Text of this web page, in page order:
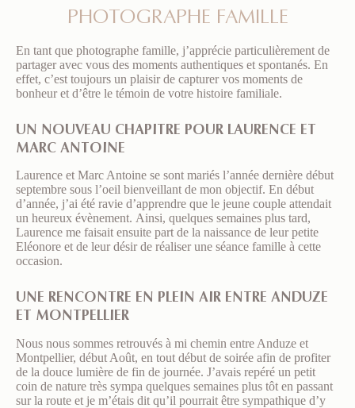
PHOTOGRAPHE FAMILLE
En tant que photographe famille, j’apprécie particulièrement de
partager avec vous des moments authentiques et spontanés. En
effet, c’est toujours un plaisir de capturer vos moments de
bonheur et d’être le témoin de votre histoire familiale.
UN NOUVEAU CHAPITRE POUR LAURENCE ET
MARC ANTOINE
Laurence et Marc Antoine se sont mariés l’année dernière début
septembre sous l’oeil bienveillant de mon objectif. En début
d’année, j’ai été ravie d’apprendre que le jeune couple attendait
un heureux évènement. Ainsi, quelques semaines plus tard,
Laurence me faisait ensuite part de la naissance de leur petite
Eléonore et de leur désir de réaliser une séance famille à cette
occasion.
UNE RENCONTRE EN PLEIN AIR ENTRE ANDUZE
ET MONTPELLIER
Nous nous sommes retrouvés à mi chemin entre Anduze et
Montpellier, début Août, en tout début de soirée afin de profiter
de la douce lumière de fin de journée. J’avais repéré un petit
coin de nature très sympa quelques semaines plus tôt en passant
sur la route et je m’étais dit qu’il pourrait être sympathique d’y